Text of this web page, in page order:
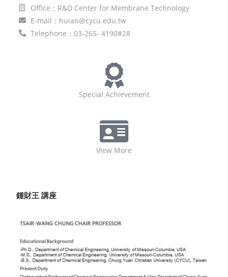
Office：R&D Center for Membrane Technology
E-mail：huian@cycu.edu.tw
Telephone：03-265- 4190#28
Special Achievement
View More
鍾財王 講座